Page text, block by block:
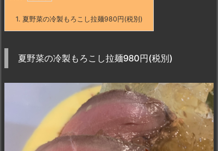
1. 夏野菜の冷製もろこし拉麺980円(税別)
夏野菜の冷製もろこし拉麺980円(税別)